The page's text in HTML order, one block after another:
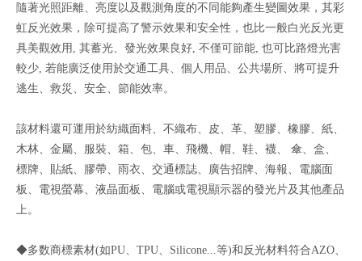
隨著光照距離、亮度以及觀測角度的不同能夠產生變圖效果，其彩
虹反光效果，除可提高了警示效果和安全性，也比一般白光反光更
具美觀效用, 其蓄光、發光效果良好, 不僅可節能, 也可比路燈光害
較少, 若能廣泛使用於交通工具、個人用品、公共場所、將可提升
逃生、救災、安全、節能效率。
該材料還可運用於紡織面料、不織布、皮、革、塑膠、橡膠、紙、
木林、金屬、服裝、箱、包、車、飛機、帽、鞋、襪、 傘、盒、
標牌、貼紙、膠帶、雨衣、交通標誌、廣告招牌、海報、電腦面
板、電視螢幕、液晶面板、電腦或電視顯示器的發光片及其他產品
上。
◆多数商標素材(如PU、TPU、Silicone...等)和反光材料符合AZO、